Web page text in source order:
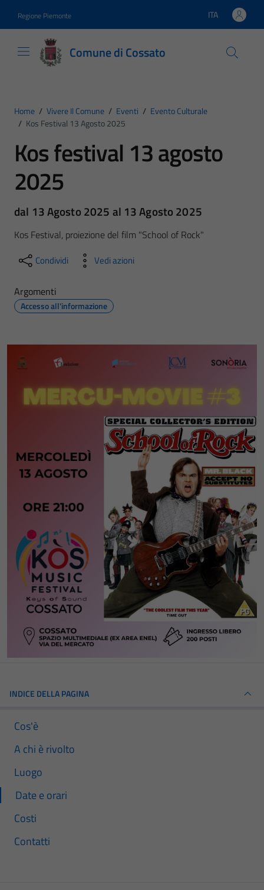
Regione Piemonte Lingua attiva:
ITA
Comune di Cossato
Home / Vivere Il Comune / Eventi / Evento Culturale
/ Kos Festival 13 Agosto 2025
Kos festival 13 agosto
2025
dal 13 Agosto 2025 al 13 Agosto 2025
Kos Festival, proiezione del film "School of Rock"
Condividi Vedi azioni
Argomenti
Accesso all'informazione
INDICE DELLA PAGINA
Cos'è
A chi è rivolto
Luogo
Date e orari
Costi
Contatti